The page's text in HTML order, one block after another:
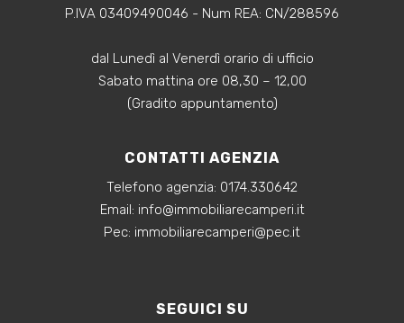
P.IVA 03409490046 - Num REA: CN/288596
dal Lunedì al Venerdì orario di ufficio
Sabato mattina ore 08,30 – 12,00
(Gradito appuntamento)
CONTATTI AGENZIA
Telefono agenzia: 0174.330642
‍Email: info@immobiliarecamperi.it
‍Pec: immobiliarecamperi@pec.it
SEGUICI SU